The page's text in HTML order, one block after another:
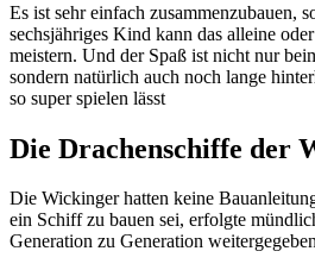
Es ist sehr einfach zusammenzubauen,
sechsjähriges Kind kann das alleine
meistern. Und der Spaß ist nicht nur
sondern natürlich auch noch lange
so super spielen lässt
Die Drachenschiffe der
Die Wickinger hatten keine
ein Schiff zu bauen sei, erfolgte
Generation zu Generation